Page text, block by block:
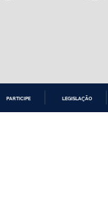
PARTICIPE LEGISLAÇÃO